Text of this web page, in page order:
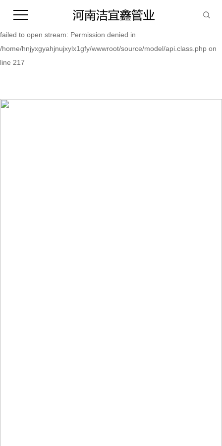
file_put_contents(/home/hnjyxgyahjnujxylx1gfy/wwwroot/source/
failed to open stream: Permission denied in
/home/hnjyxgyahjnujxylx1gfy/wwwroot/source/model/api.class.php on
line 217